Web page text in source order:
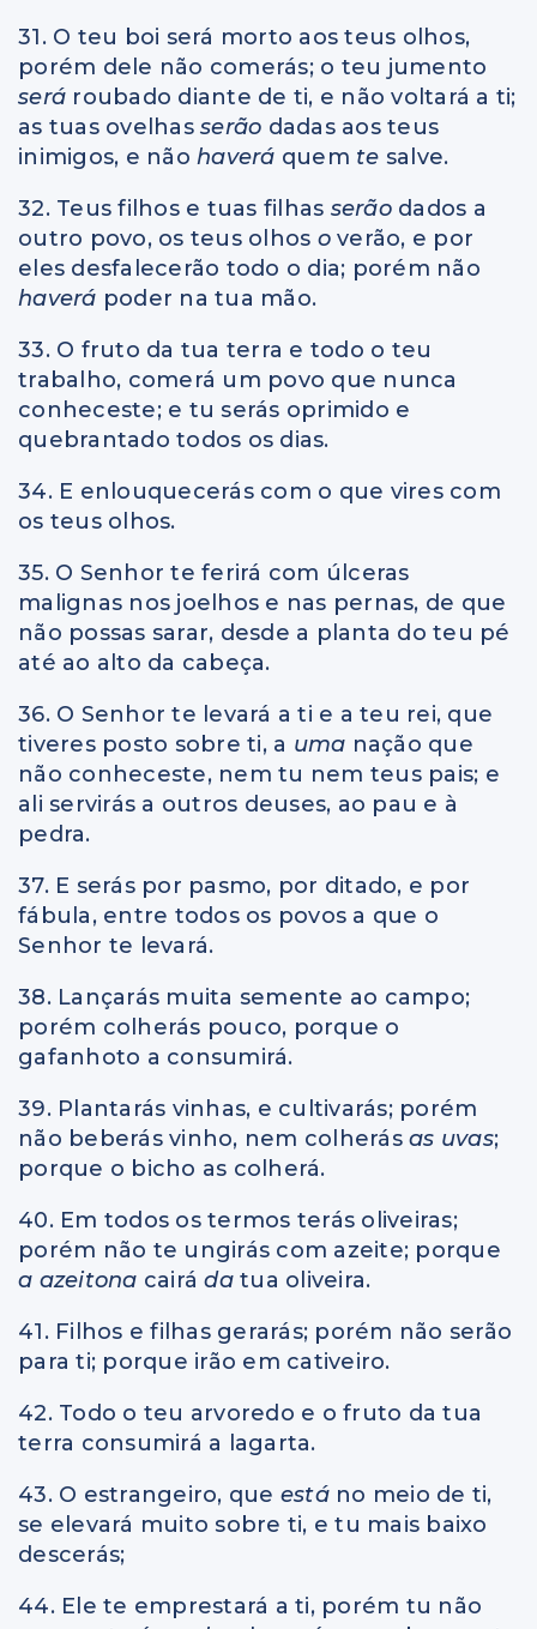
31. O teu boi será morto aos teus olhos,
porém dele não comerás; o teu jumento
será roubado diante de ti, e não voltará a ti;
as tuas ovelhas serão dadas aos teus
inimigos, e não haverá quem te salve.
32. Teus filhos e tuas filhas serão dados a
outro povo, os teus olhos o verão, e por
eles desfalecerão todo o dia; porém não
haverá poder na tua mão.
33. O fruto da tua terra e todo o teu
trabalho, comerá um povo que nunca
conheceste; e tu serás oprimido e
quebrantado todos os dias.
34. E enlouquecerás com o que vires com
os teus olhos.
35. O Senhor te ferirá com úlceras
malignas nos joelhos e nas pernas, de que
não possas sarar, desde a planta do teu pé
até ao alto da cabeça.
36. O Senhor te levará a ti e a teu rei, que
tiveres posto sobre ti, a uma nação que
não conheceste, nem tu nem teus pais; e
ali servirás a outros deuses, ao pau e à
pedra.
37. E serás por pasmo, por ditado, e por
fábula, entre todos os povos a que o
Senhor te levará.
38. Lançarás muita semente ao campo;
porém colherás pouco, porque o
gafanhoto a consumirá.
39. Plantarás vinhas, e cultivarás; porém
não beberás vinho, nem colherás as uvas;
porque o bicho as colherá.
40. Em todos os termos terás oliveiras;
porém não te ungirás com azeite; porque
a azeitona cairáda tua oliveira.
41. Filhos e filhas gerarás; porém não serão
para ti; porque irão em cativeiro.
42. Todo o teu arvoredo e o fruto da tua
terra consumirá a lagarta.
43. O estrangeiro, que está no meio de ti,
se elevará muito sobre ti, e tu mais baixo
descerás;
44. Ele te emprestará a ti, porém tu não